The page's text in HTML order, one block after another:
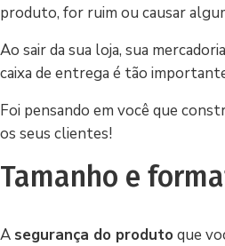
produto, for ruim ou causar
Ao sair da sua loja, sua
caixa de entrega é tão
Foi pensando em você que
os seus clientes!
Tamanho e
A segurança do produto que